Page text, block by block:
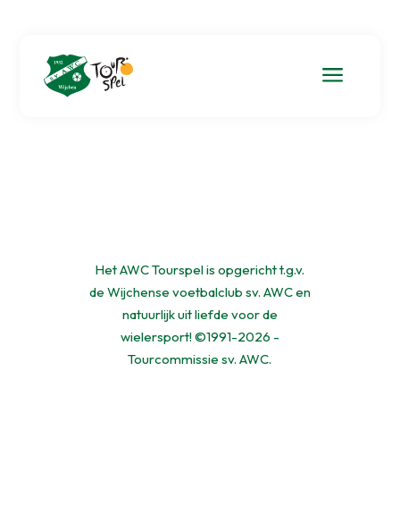
a
Het AWC Tourspel is opgericht t.g.v.
de Wijchense voetbalclub sv. AWC en
natuurlijk uit liefde voor de
wielersport! ©1991-2026 -
Tourcommissie sv. AWC.